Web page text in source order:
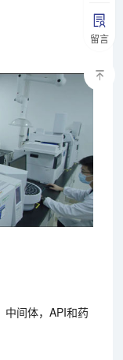
留言
中间体，API和药